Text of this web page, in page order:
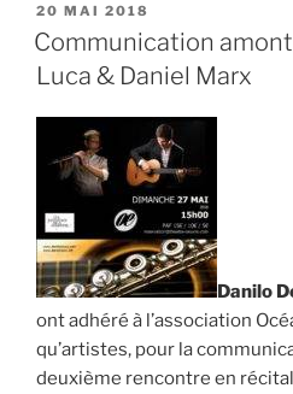
PUBLIÉ
LE
20 MAI 2018
Communication
Luca & Daniel Marx
Danilo
ont adhéré à l’association
qu’artistes, pour la
deuxième rencontre en